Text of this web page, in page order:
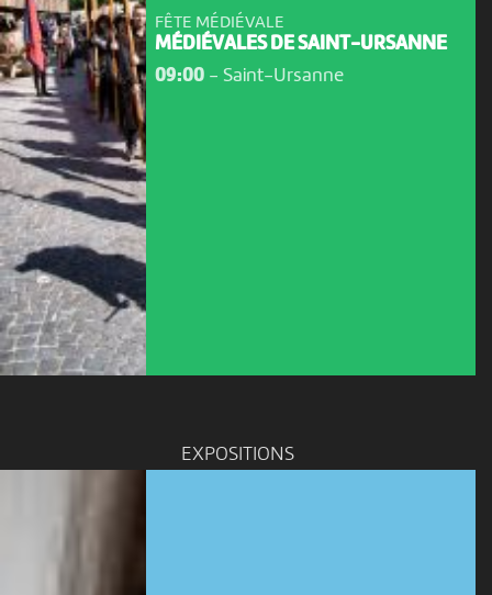
FÊTE MÉDIÉVALE
MÉDIÉVALES DE SAINT-URSANNE
09:00- Saint-Ursanne
EXPOSITIONS